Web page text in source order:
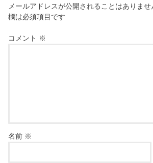
メールアドレスが公開されることはありませ
欄は必須項目です
コメント ※
名前 ※